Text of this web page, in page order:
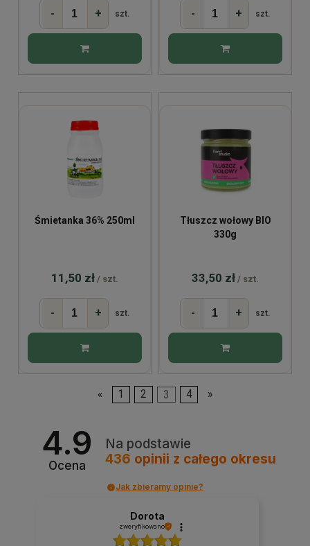
- + szt. - + szt.
Śmietanka 36% 250ml
11,50 zł / szt.
- + szt.
Tłuszcz wołowy BIO
330g
33,50 zł / szt.
- + szt.
« 1 2 3 4 »
4.9
Ocena
Na podstawie
436 opinii z całego okresu
Jak zbieramy opinie?
Dorota
zweryfikowano